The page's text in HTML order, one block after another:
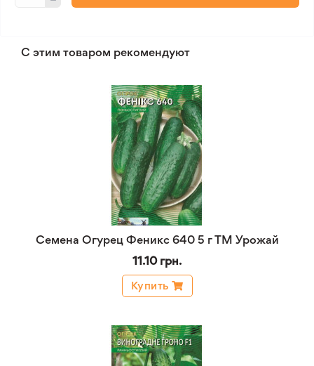
С этим товаром рекомендуют
Семена Огурец Феникс 640 5 г ТМ Урожай
11.10 грн.
Купить